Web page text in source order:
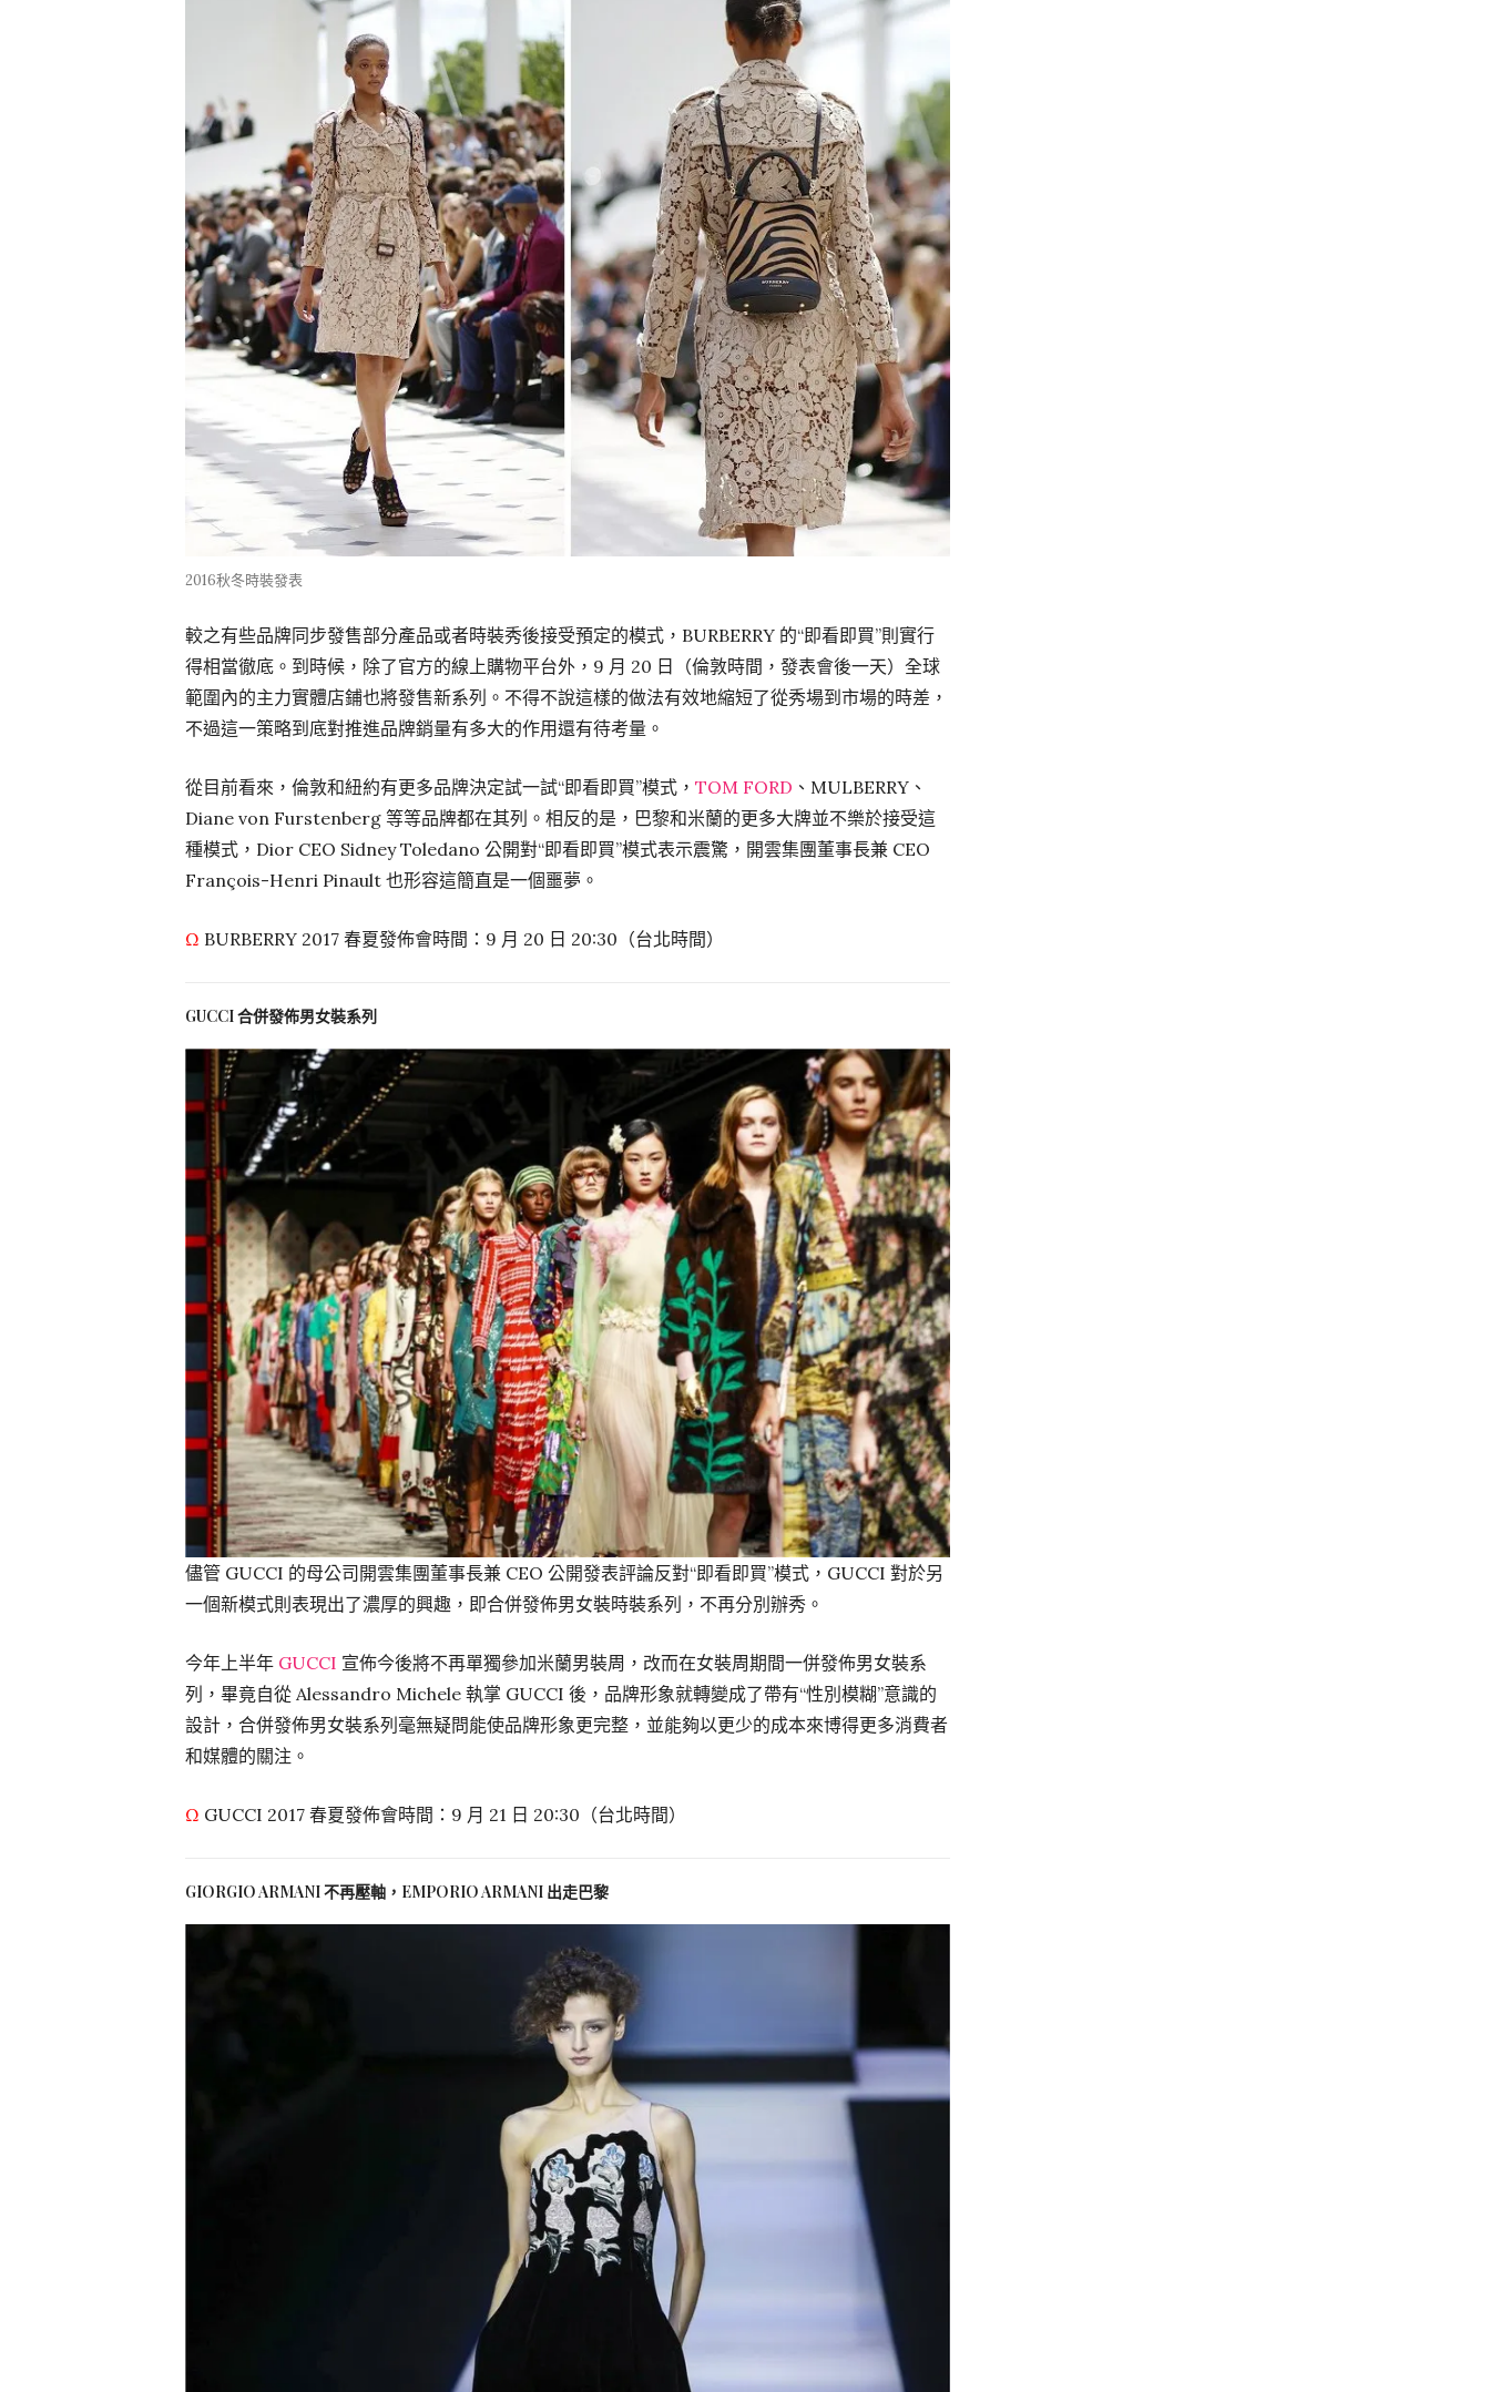
2016秋冬時裝發表
較之有些品牌同步發售部分產品或者時裝秀後接受預定的模式，BURBERRY 的“即看即買”則實行
得相當徹底。到時候，除了官方的線上購物平台外，9 月 20 日（倫敦時間，發表會後一天）全球
範圍內的主力實體店鋪也將發售新系列。不得不說這樣的做法有效地縮短了從秀場到市場的時差，
不過這一策略到底對推進品牌銷量有多大的作用還有待考量。
從目前看來，倫敦和紐約有更多品牌決定試一試“即看即買”模式， TOM FORD 、MULBERRY、
Diane von Furstenberg 等等品牌都在其列。相反的是，巴黎和米蘭的更多大牌並不樂於接受這
種模式，Dior CEO Sidney Toledano 公開對“即看即買”模式表示震驚，開雲集團董事長兼 CEO
François-Henri Pinault 也形容這簡直是一個噩夢。
Ω BURBERRY 2017 春夏發佈會時間：9 月 20 日 20:30（台北時間）
GUCCI 合併發佈男女裝系列
儘管 GUCCI 的母公司開雲集團董事長兼 CEO 公開發表評論反對“即看即買”模式，GUCCI 對於另
一個新模式則表現出了濃厚的興趣，即合併發佈男女裝時裝系列，不再分別辦秀。
今年上半年 GUCCI 宣佈今後將不再單獨參加米蘭男裝周，改而在女裝周期間一併發佈男女裝系
列，畢竟自從 Alessandro Michele 執掌 GUCCI 後，品牌形象就轉變成了帶有“性別模糊”意識的
設計，合併發佈男女裝系列毫無疑問能使品牌形象更完整，並能夠以更少的成本來博得更多消費者
和媒體的關注。
Ω GUCCI 2017 春夏發佈會時間：9 月 21 日 20:30（台北時間）
GIORGIO ARMANI 不再壓軸，EMPORIO ARMANI 出走巴黎